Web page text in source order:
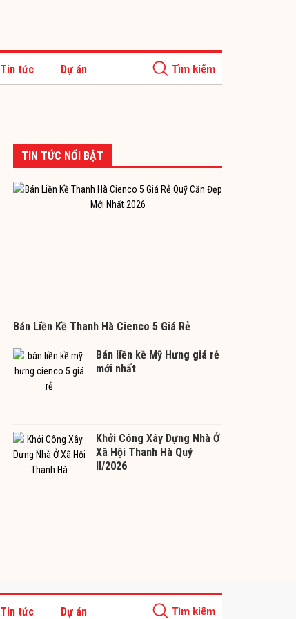
Tin tức Dự án
TIN TỨC NỔI BẬT
Bán Liền Kề Thanh Hà Cienco 5 Giá Rẻ
Bán liền kề Mỹ Hưng giá rẻ
mới nhất
Khởi Công Xây Dựng Nhà Ở
Xã Hội Thanh Hà Quý
II/2026
Tin tức Dự án